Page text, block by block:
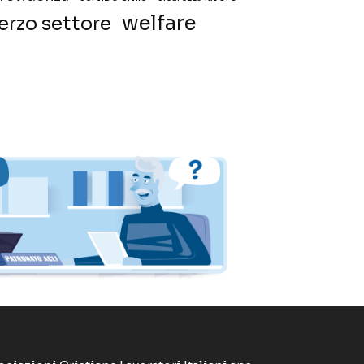
settore welfare